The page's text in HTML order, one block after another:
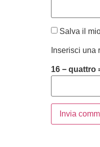
Salva il
Inserisci una
16 − quattro